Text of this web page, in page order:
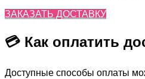
ЗАКАЗАТЬ ДОСТАВКУ
💳 Как оплатить
Доступные способы оплаты